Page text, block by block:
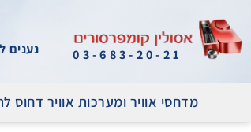
03-683-20-21
נענים
מדחסי אוויר ומערכות אוויר דחוס